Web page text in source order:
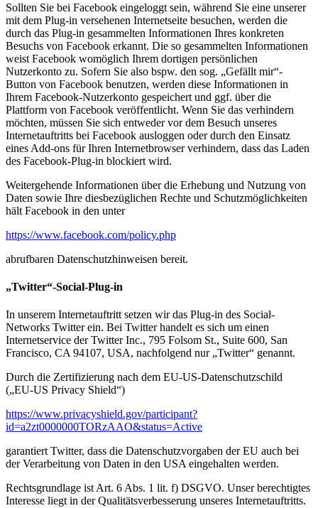
Sollten Sie bei Facebook eingeloggt sein, während Sie eine unserer
mit dem Plug-in versehenen Internetseite besuchen, werden die
durch das Plug-in gesammelten Informationen Ihres konkreten
Besuchs von Facebook erkannt. Die so gesammelten Informationen
weist Facebook womöglich Ihrem dortigen persönlichen
Nutzerkonto zu. Sofern Sie also bspw. den sog. „Gefällt mir“-
Button von Facebook benutzen, werden diese Informationen in
Ihrem Facebook-Nutzerkonto gespeichert und ggf. über die
Plattform von Facebook veröffentlicht. Wenn Sie das verhindern
möchten, müssen Sie sich entweder vor dem Besuch unseres
Internetauftritts bei Facebook ausloggen oder durch den Einsatz
eines Add-ons für Ihren Internetbrowser verhindern, dass das Laden
des Facebook-Plug-in blockiert wird.
Weitergehende Informationen über die Erhebung und Nutzung von
Daten sowie Ihre diesbezüglichen Rechte und Schutzmöglichkeiten
hält Facebook in den unter
https://www.facebook.com/policy.php
abrufbaren Datenschutzhinweisen bereit.
„Twitter“-Social-Plug-in
In unserem Internetauftritt setzen wir das Plug-in des Social-
Networks Twitter ein. Bei Twitter handelt es sich um einen
Internetservice der Twitter Inc., 795 Folsom St., Suite 600, San
Francisco, CA 94107, USA, nachfolgend nur „Twitter“ genannt.
Durch die Zertifizierung nach dem EU-US-Datenschutzschild
(„EU-US Privacy Shield“)
https://www.privacyshield.gov/participant?
id=a2zt0000000TORzAAO&status=Active
garantiert Twitter, dass die Datenschutzvorgaben der EU auch bei
der Verarbeitung von Daten in den USA eingehalten werden.
Rechtsgrundlage ist Art. 6 Abs. 1 lit. f) DSGVO. Unser berechtigtes
Interesse liegt in der Qualitätsverbesserung unseres Internetauftritts.